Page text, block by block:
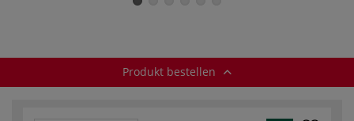
Produkt bestellen